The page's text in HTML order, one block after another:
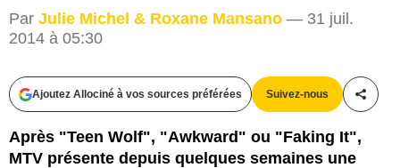
Par Julie Michel & Roxane Mansano — 31 juil.
2014 à 05:30
Ajoutez Allociné à vos sources préférées Suivez-nous
Après "Teen Wolf", "Awkward" ou "Faking It",
MTV présente depuis quelques semaines une
MTV Networks